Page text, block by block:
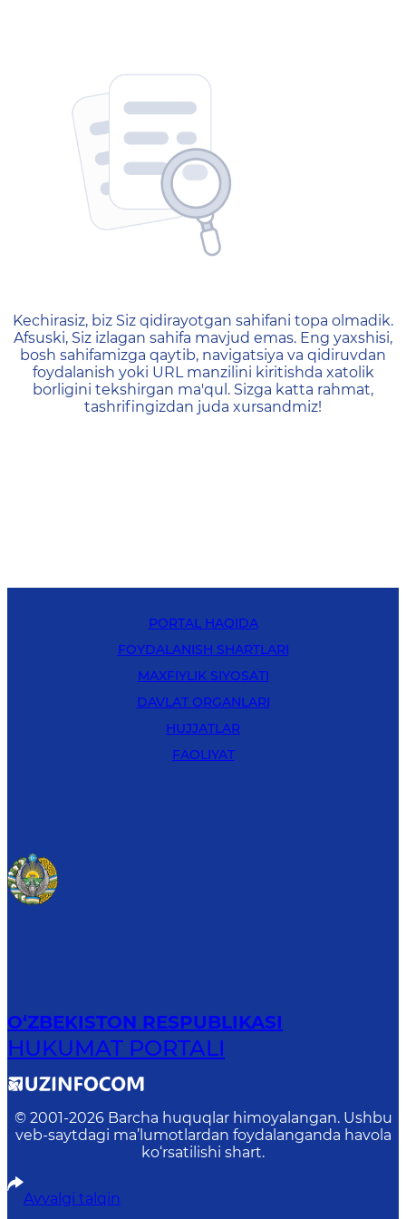
404 — Страница не
Kechirasiz, biz Siz qidirayotgan sahifani topa olmadik.
Afsuski, Siz izlagan sahifa mavjud emas. Eng yaxshisi,
bosh sahifamizga qaytib, navigatsiya va qidiruvdan
foydalanish yoki URL manzilini kiritishda xatolik
borligini tekshirgan ma'qul. Sizga katta rahmat,
tashrifingizdan juda xursandmiz!
PORTAL HAQIDA
FOYDALANISH SHARTLARI
MAXFIYLIK SIYOSATI
DAVLAT ORGANLARI
HUJJATLAR
FAOLIYAT
O‘ZBEKISTON RESPUBLIKASI
HUKUMAT PORTALI
© 2001-2026 Barcha huquqlar himoyalangan. Ushbu
veb-saytdagi ma’lumotlardan foydalanganda havola
ko‘rsatilishi shart.
Avvalgi talqin